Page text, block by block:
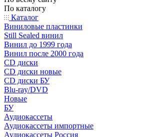
По каталогу
Каталог
Виниловые пластинки
Still Sealed винил
Винил до 1999 года
Винил после 2000 года
CD диски
CD диски новые
CD диски БУ
Blu-ray/DVD
Новые
БУ
Аудиокассеты
Аудиокассеты импортные
Аудиокассеты Россия